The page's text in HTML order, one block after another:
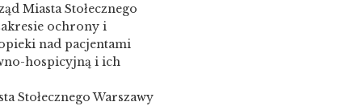
Miasta Stołecznego
ochrony i
nad pacjentami
hospicyjną i ich
Stołecznego Warszawy